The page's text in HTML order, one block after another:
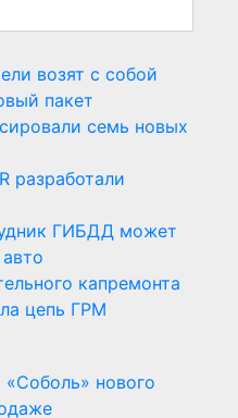
возят с собой
пакет
семь новых
разработали
ГИБДД может
капремонта
цепь ГРМ
«Соболь» нового